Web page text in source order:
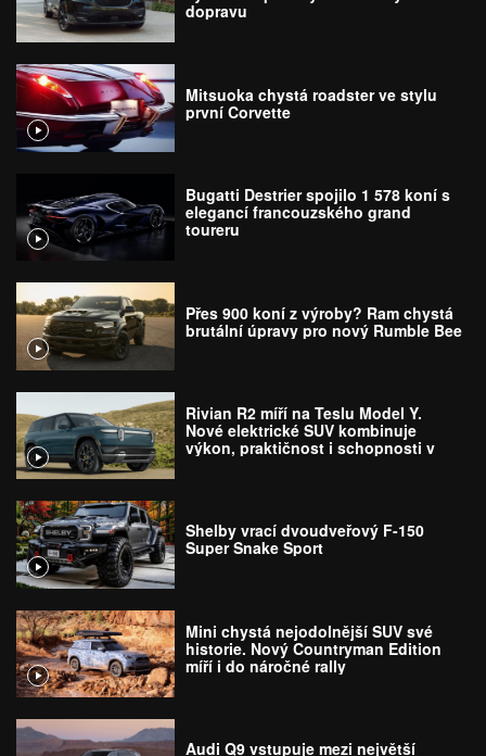
dopravu
Mitsuoka chystá roadster ve stylu
první Corvette
Bugatti Destrier spojilo 1 578 koní s
elegancí francouzského grand
toureru
Přes 900 koní z výroby? Ram chystá
brutální úpravy pro nový Rumble Bee
Rivian R2 míří na Teslu Model Y.
Nové elektrické SUV kombinuje
výkon, praktičnost i schopnosti v
Shelby vrací dvoudveřový F-150
Super Snake Sport
Mini chystá nejodolnější SUV své
historie. Nový Countryman Edition
míří i do náročné rally
Audi Q9 vstupuje mezi největší